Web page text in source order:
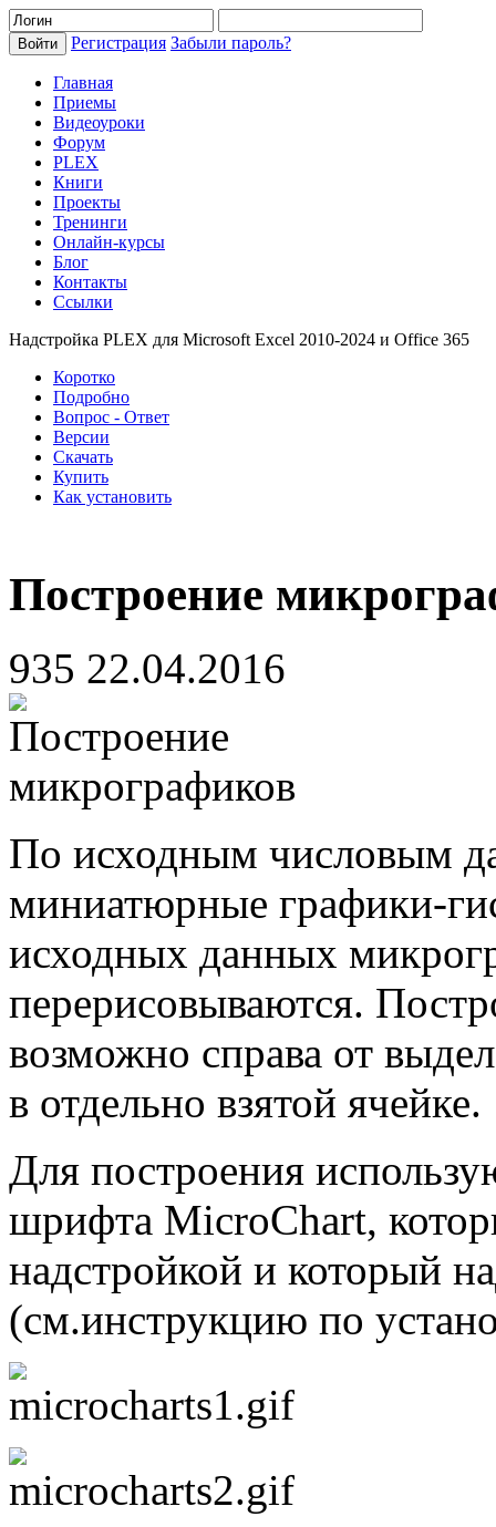
Регистрация Забыли пароль?
Главная
Приемы
Видеоуроки
Форум
PLEX
Книги
Проекты
Тренинги
Онлайн-курсы
Блог
Контакты
Ссылки
Надстройка PLEX для Microsoft Excel 2010-2024 и Office 365
Коротко
Подробно
Вопрос - Ответ
Версии
Скачать
Купить
Как установить
Построение
935 22.04.2016
По исходным числовым
миниатюрные графики-
исходных данных
перерисовываются.
возможно справа от
в отдельно взятой ячейке.
Для построения
шрифта MicroChart,
надстройкой и который
(см.инструкцию по